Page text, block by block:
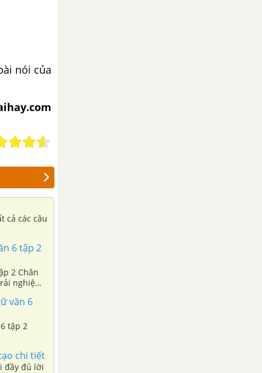
nói của
cả các câu
6 tập 2
2 Chân
nghiệm
văn 6
tập 2
chi tiết
đầy đủ lời